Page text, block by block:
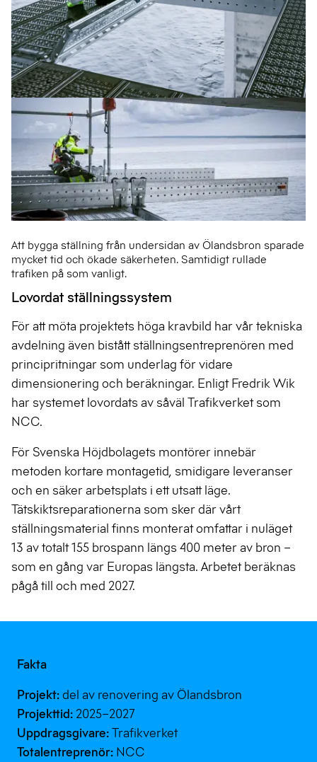
Att bygga ställning från undersidan av Ölandsbron sparade
mycket tid och ökade säkerheten. Samtidigt rullade
trafiken på som vanligt.
Lovordat ställningssystem
För att möta projektets höga kravbild har vår tekniska
avdelning även bistått ställningsentreprenören med
principritningar som underlag för vidare
dimensionering och beräkningar. Enligt Fredrik Wik
har systemet lovordats av såväl Trafikverket som
NCC.
För Svenska Höjdbolagets montörer innebär
metoden kortare montagetid, smidigare leveranser
och en säker arbetsplats i ett utsatt läge.
Tätskiktsreparationerna som sker där vårt
ställningsmaterial finns monterat omfattar i nuläget
13 av totalt 155 brospann längs 400 meter av bron –
som en gång var Europas längsta. Arbetet beräknas
pågå till och med 2027.
Fakta
Projekt:del av renovering av Ölandsbron
Projekttid: 2025–2027
Uppdragsgivare:Trafikverket
Totalentreprenör: NCC